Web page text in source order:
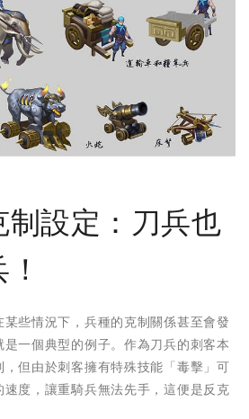
設定：刀兵也
些情況下，兵種的克制關係甚至會發
一個典型的例子。作為刀兵的刺客本
但由於刺客擁有特殊技能「毒擊」可
度，讓重騎兵無法先手，這便是反克